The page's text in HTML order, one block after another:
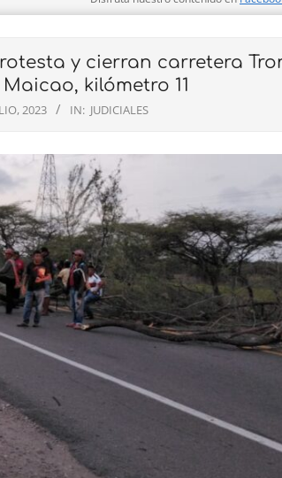
y cierran carretera
kilómetro 11
2023 IN: JUDICIALES